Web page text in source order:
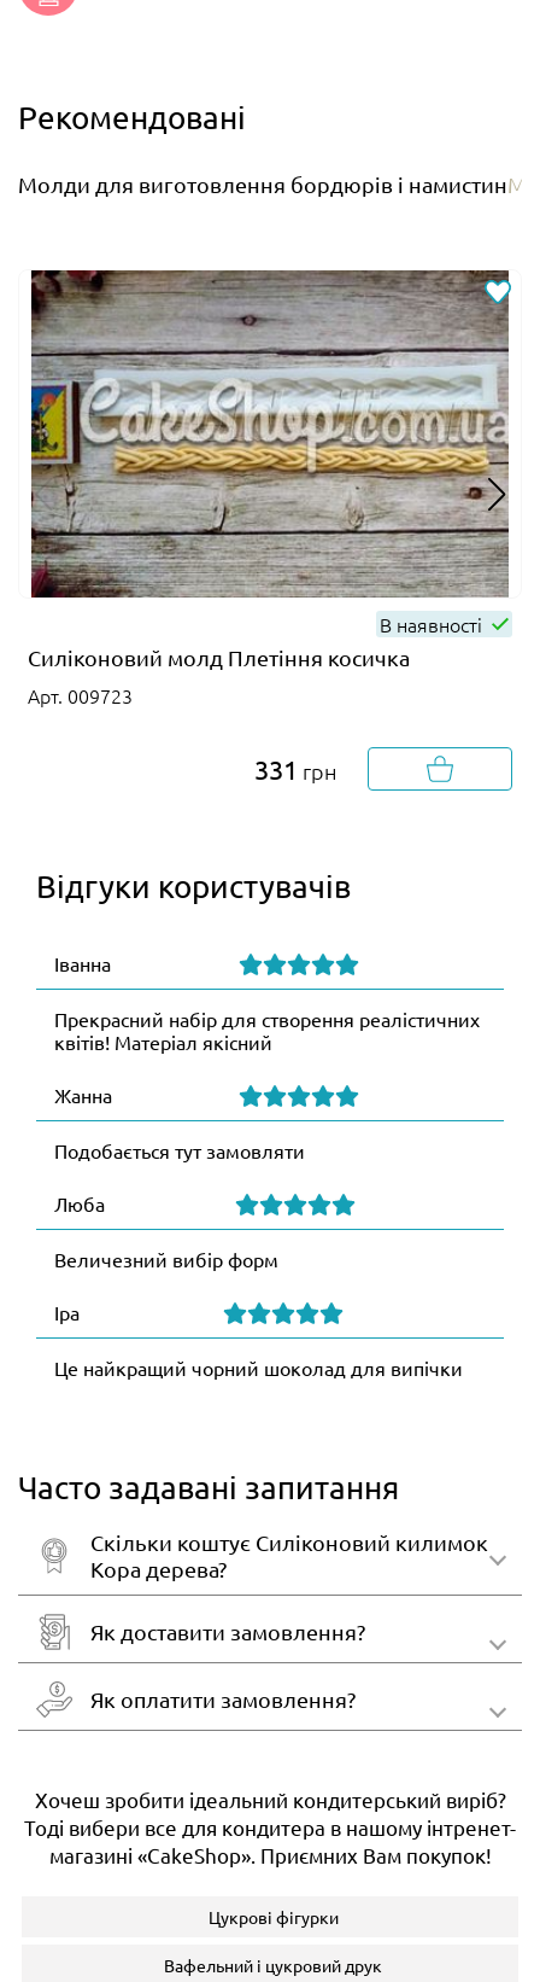
Рекомендовані
Молди для виготовлення бордюрів і намистин
В наявності
Силіконовий молд Плетіння косичка
Арт. 009723
331 грн
Відгуки користувачів
Іванна
Прекрасний набір для створення реалістичних
квітів! Матеріал якісний
Жанна
Подобається тут замовляти
Люба
Величезний вибір форм
Іра
Це найкращий чорний шоколад для випічки
Часто задавані запитання
Скільки коштує Силіконовий килимок
Кора дерева?
Як доставити замовлення?
Як оплатити замовлення?
Хочеш зробити ідеальний кондитерський виріб?
Тоді вибери все для кондитера в нашому інтренет-
магазині «CakeShop». Приємних Вам покупок!
Цукрові фігурки
Вафельний і цукровий друк